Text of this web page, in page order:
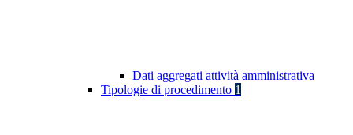
Dati aggregati attività amministrativa
Tipologie di procedimento 1